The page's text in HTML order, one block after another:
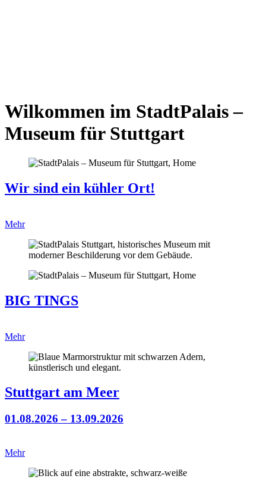
Wilkommen im StadtPalais –
Museum für Stuttgart
Wir sind ein kühler Ort!
Mehr
BIG TINGS
Mehr
Stuttgart am Meer
01.08.2026 – 13.09.2026
Mehr